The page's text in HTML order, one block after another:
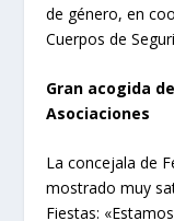
de género, en
Cuerpos de
Gran acogida
Asociaciones
La concejala de
mostrado muy
Fiestas: